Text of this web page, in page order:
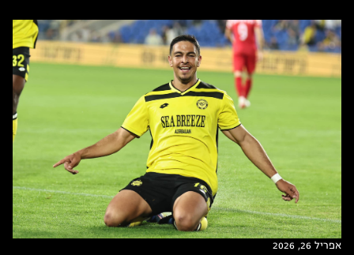
אפריל 26, 2026